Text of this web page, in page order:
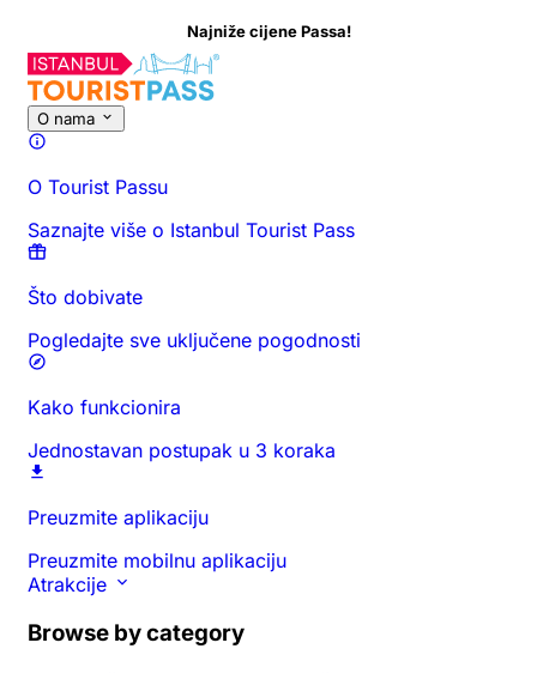
Najniže cijene Passa!
O nama
O Tourist Passu
Saznajte više o Istanbul Tourist Pass
Što dobivate
Pogledajte sve uključene pogodnosti
Kako funkcionira
Jednostavan postupak u 3 koraka
Preuzmite aplikaciju
Preuzmite mobilnu aplikaciju
Atrakcije
Browse by category